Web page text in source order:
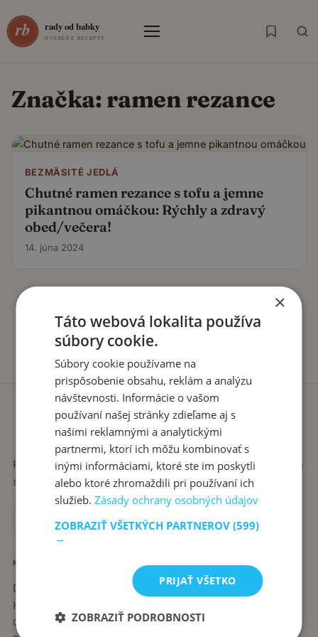
Menu
Značka: ramen rezance
BEZMÄSITÉ JEDLÁ
Chutné ramen rezance s tofu a jemne
pikantnou omáčkou: Rýchly a zdravý
obed/večera!
14. júna 2024
Recepty píše babka Stanka. Jednoduché, poctivé jedlá zo
slovenskej kuchyne, ktoré sa vždy podaria.
KATEGÓRIE
Dezerty
Hlavné jedlá
Chuťovky
×
Táto webová lokalita používa
súbory cookie.
Súbory cookie používame na
prispôsobenie obsahu, reklám a analýzu
návštevnosti. Informácie o vašom
používaní našej stránky zdieľame aj s
našimi reklamnými a analytickými
partnermi, ktorí ich môžu kombinovať s
inými informáciami, ktoré ste im poskytli
alebo ktoré zhromaždili pri používaní ich
služieb.Zásady ochrany osobných údajov
ZOBRAZIŤ VŠETKÝCH PARTNEROV(599)
→
PRIJAŤ VŠETKO
ZOBRAZIŤ PODROBNOSTI